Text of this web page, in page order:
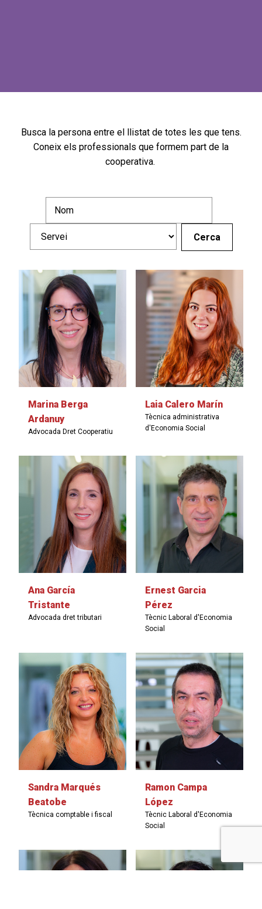
Busca la persona entre el llistat de totes les que tens.
Coneix els professionals que formem part de la
cooperativa.
Marina Berga
Ardanuy
Advocada Dret Cooperatiu
Laia Calero Marín
Tècnica administrativa
d'Economia Social
Ana García
Tristante
Advocada dret tributari
Ernest Garcia
Pérez
Tècnic Laboral d'Economia
Social
Sandra Marqués
Beatobe
Tècnica comptable i fiscal
Ramon Campa
López
Tècnic Laboral d'Economia
Social